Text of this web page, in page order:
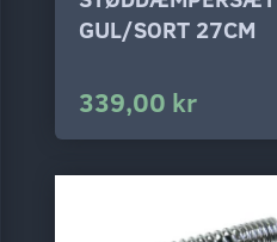
GUL/SORT 27CM
339,00 kr